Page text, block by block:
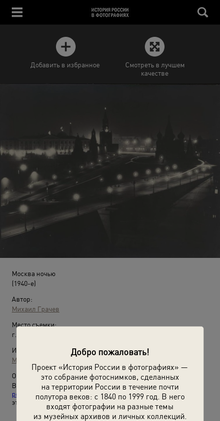
Добро пожаловать!
Проект «История России в фотографиях» —
это собрание фотоснимков, сделанных
на территории России в течение почти
полутора веков: с 1840 по 1999 год. В него
входят фотографии на разные темы
из музейных архивов и личных коллекций.
Добавить в избранное
Смотреть в лучшем
качестве
Москва ночью
(1940-е)
Автор:
Михаил Грачев
Место съемки:
г. Москва
Источники:
МАММ / МДФ
О фотографии:
Выставки«Союз нерушимый республик свободных: 15
республик СССР и их 15 столиц»и«Мягкий свет фонарей»
этой фотографией.